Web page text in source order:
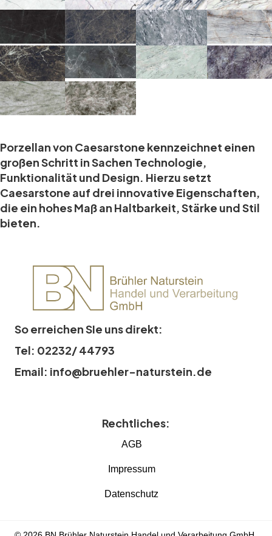
Porzellan von Caesarstone kennzeichnet einen
großen Schritt in Sachen Technologie,
Funktionalität und Design. Hierzu setzt
Caesarstone auf drei innovative Eigenschaften,
die ein hohes Maß an Haltbarkeit, Stärke und Stil
bieten.
So erreichen SIe uns direkt:
Tel: 02232/ 44793
Email: info@bruehler-naturstein.de
Rechtliches:
AGB
Impressum
Datenschutz